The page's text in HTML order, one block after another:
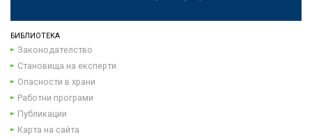
БИБЛИОТЕКА
Законодателство
Становища на експерти
Опасности в храни
Работни програми
Публикации
Карта на сайта